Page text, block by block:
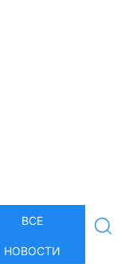
ВСЕ
НОВОСТИ